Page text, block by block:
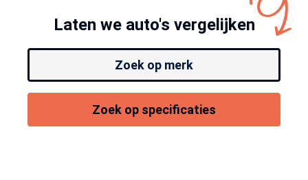
Laten we auto's vergelijken
Zoek op merk
Zoek op specificaties